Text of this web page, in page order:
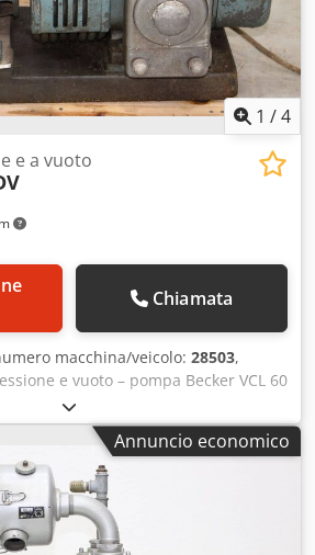
1 /4
e a vuoto
Chiamata
macchina/veicolo: 28503,
e vuoto – pompa Becker VCL 60
Frequenza: 50 Hz Velocità: 1400
3 CV Capacità di aspirazione: 60
tramite video Skype Saremo lieti di
abbiamo altre macchine
Disponibile immediatamente –
Disponibile in magazzino a
– possibilità di prova. Dedpfx
Annuncio economico